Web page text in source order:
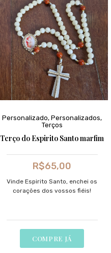
Personalizado, Personalizados,
Terços
Terço do Espirito Santo marfim
R$65,00
Vinde Espirito Santo, enchei os
corações dos vossos fiéis!
COMPRE JÁ